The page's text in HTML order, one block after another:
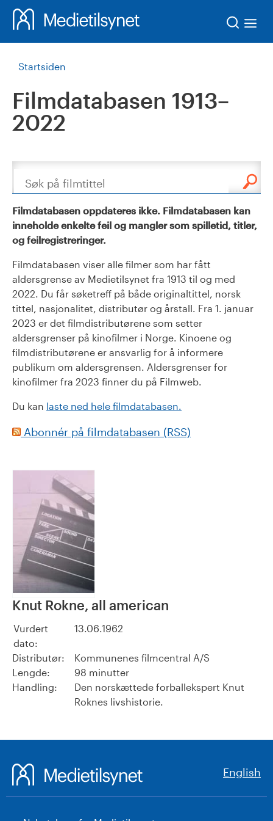
Startsiden
Filmdatabasen 1913–
2022
Søk
Filmdatabasen oppdateres ikke. Filmdatabasen kan
inneholde enkelte feil og mangler som spilletid, titler,
og feilregistreringer.
Filmdatabasen viser alle filmer som har fått
aldersgrense av Medietilsynet fra 1913 til og med
2022. Du får søketreff på både originaltittel, norsk
tittel, nasjonalitet, distributør og årstall. Fra 1. januar
2023 er det filmdistributørene som setter
aldersgrenser på kinofilmer i Norge. Kinoene og
filmdistributørene er ansvarlig for å informere
publikum om aldersgrensen. Aldersgrenser for
kinofilmer fra 2023 finner du på Filmweb.
Du kan laste ned hele filmdatabasen.
Abonnér på filmdatabasen (RSS)
Knut Rokne, all american
Vurdert
dato:
13.06.1962
Distributør:
Kommunenes filmcentral A/S
Lengde:
98 minutter
Handling:
Den norskættede forballekspert Knut
Roknes livshistorie.
English